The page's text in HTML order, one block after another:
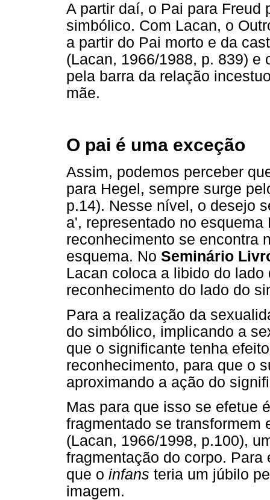
A partir daí, o Pai para Freud
simbólico. Com Lacan, o
a partir do Pai morto e da
(Lacan, 1966/1988, p. 839) e
pela barra da relação
mãe.
O pai é uma exceção
Assim, podemos perceber
para Hegel, sempre surge
p.14). Nesse nível, o desejo
a', representado no
reconhecimento se encontra
esquema. No Seminário
Lacan coloca a libido do
reconhecimento do lado do
Para a realização da
do simbólico, implicando a
que o significante tenha
reconhecimento, para que o
aproximando a ação do
Mas para que isso se efetue
fragmentado se transformem
(Lacan, 1966/1998, p.100),
fragmentação do corpo.
que o infans teria um júbilo
imagem.